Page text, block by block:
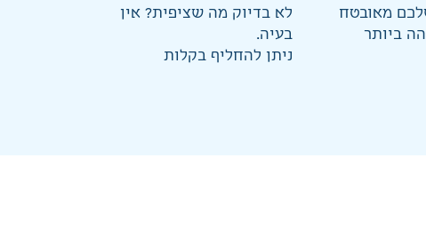
מאובטח
ביותר
לא בדיוק מה שציפית? אין
בעיה.
ניתן להחליף בקלות